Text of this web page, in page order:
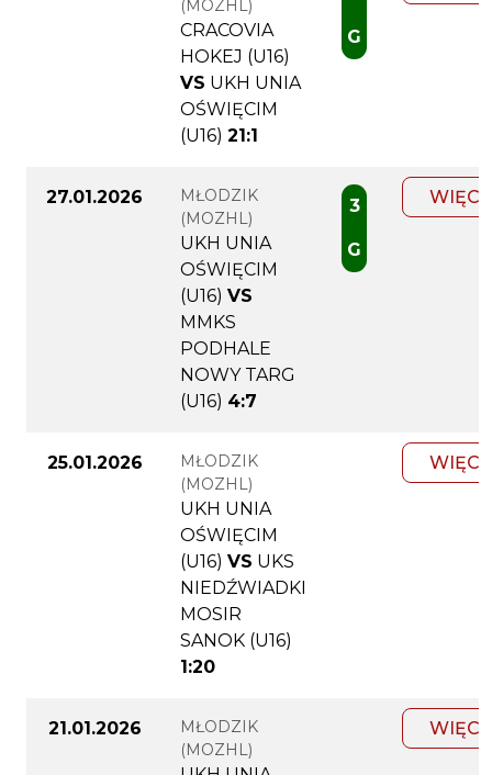
(MOZHL)
CRACOVIA
HOKEJ (U16)
VS UKH UNIA
OŚWIĘCIM
(U16) 21:1
G
27.01.2026
MŁODZIK
(MOZHL)
UKH UNIA
OŚWIĘCIM
(U16) VS
MMKS
PODHALE
NOWY TARG
(U16) 4:7
3
G
25.01.2026
MŁODZIK
(MOZHL)
UKH UNIA
OŚWIĘCIM
(U16) VS UKS
NIEDŹWIADKI
MOSIR
SANOK (U16)
1:20
21.01.2026
MŁODZIK
(MOZHL)